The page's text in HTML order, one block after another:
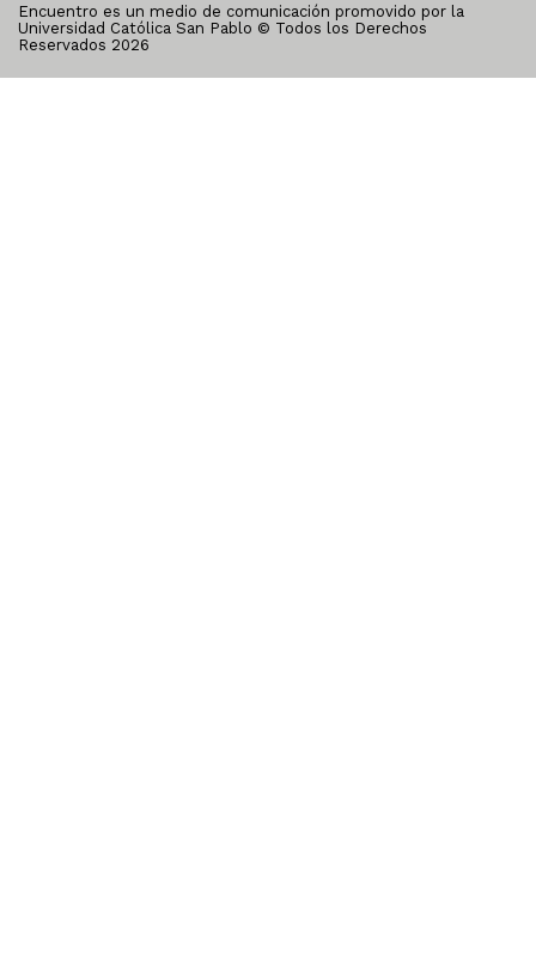
Encuentro es un medio de comunicación promovido por la
Universidad Católica San Pablo © Todos los Derechos
Reservados 2026